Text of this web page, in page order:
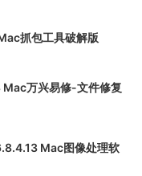
抓包工具破解版
万兴易修-文件修复
Mac图像处理软